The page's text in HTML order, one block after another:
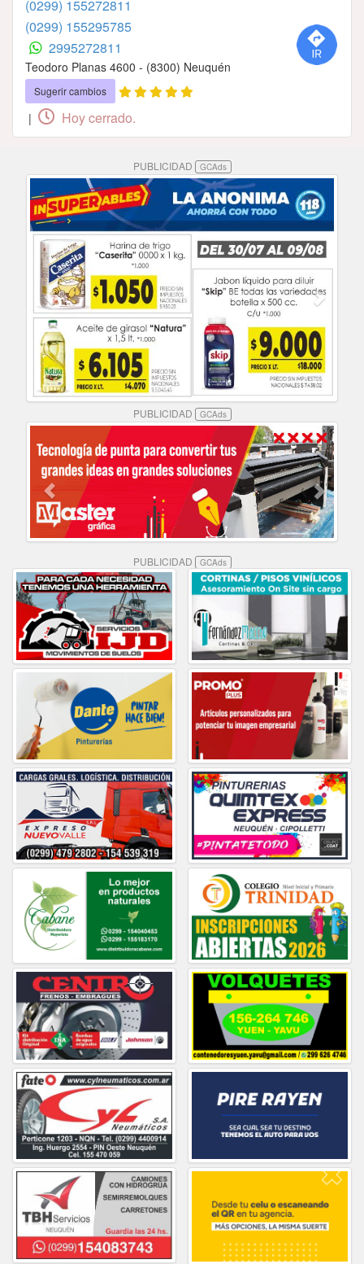
(0299) 155272811
(0299) 155295785
2995272811
Teodoro Planas 4600 - (8300) Neuquén
Sugerir cambios
| Hoy cerrado.
PUBLICIDAD GCAds
PUBLICIDAD GCAds
PUBLICIDAD GCAds